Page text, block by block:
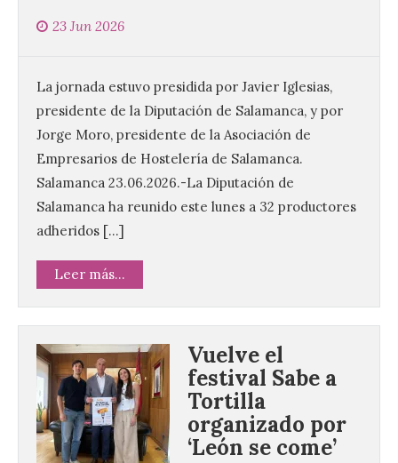
23 Jun 2026
La jornada estuvo presidida por Javier Iglesias,
presidente de la Diputación de Salamanca, y por
Jorge Moro, presidente de la Asociación de
Empresarios de Hostelería de Salamanca.
Salamanca 23.06.2026.-La Diputación de
Salamanca ha reunido este lunes a 32 productores
adheridos […]
Leer más...
Vuelve el
festival Sabe a
Tortilla
organizado por
‘León se come’